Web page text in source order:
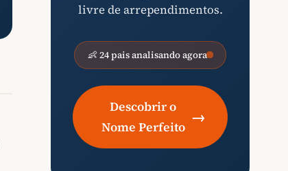
livre de arrependimentos.
👶 24 pais analisando agora
Descobrir o
Nome Perfeito
→